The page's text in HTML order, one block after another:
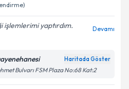
işlemlerimi yaptırdım.
Devamı
Haritada Göster
Bulvarı FSM Plaza No:68 Kat:2